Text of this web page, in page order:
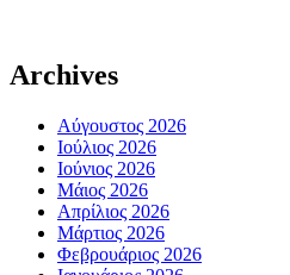
Archives
Αύγουστος 2026
Ιούλιος 2026
Ιούνιος 2026
Μάιος 2026
Απρίλιος 2026
Μάρτιος 2026
Φεβρουάριος 2026